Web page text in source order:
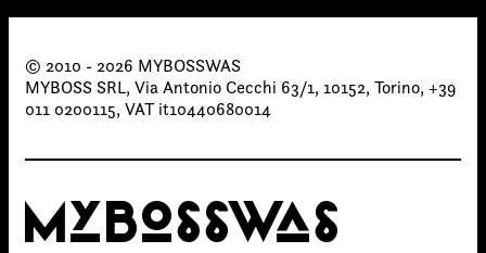
MYBOSSWAS
© 2010 - 2026 MYBOSSWAS
MYBOSS SRL, Via Antonio Cecchi 63/1, 10152, Torino, +39
011 0200115, VAT it10440680014